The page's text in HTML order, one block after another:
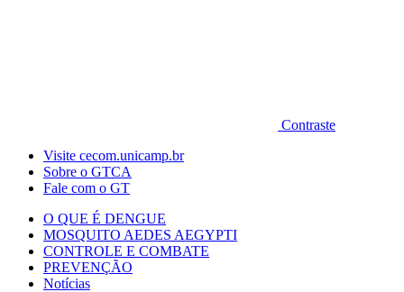
Contraste
Visite cecom.unicamp.br
Sobre o GTCA
Fale com o GT
O QUE É DENGUE
MOSQUITO AEDES AEGYPTI
CONTROLE E COMBATE
PREVENÇÃO
Notícias